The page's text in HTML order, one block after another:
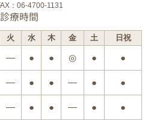
：06-4700-1131
診療時間
火 水 木 金 土 日祝
― ● ● ◎ ● ●
― ● ● ― ● ●
― ● ● ― ● ●